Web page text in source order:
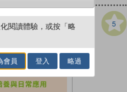
5
閱讀體驗，或按「略
會員 登入 略過